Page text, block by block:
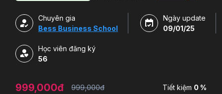
Chuyên gia
Bess Business School
Ngày update
09/01/25
Học viên đăng ký
56
999,000đ 999,000đ Tiết kiệm 0 %